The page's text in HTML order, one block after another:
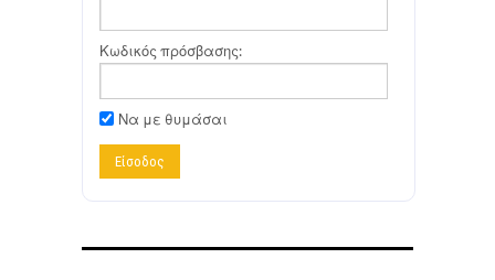
Κωδικός πρόσβασης:
Να με θυμάσαι